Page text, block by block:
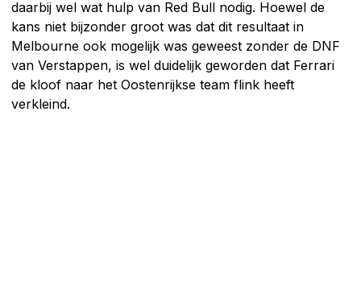
daarbij wel wat hulp van Red Bull nodig. Hoewel de
kans niet bijzonder groot was dat dit resultaat in
Melbourne ook mogelijk was geweest zonder de DNF
van Verstappen, is wel duidelijk geworden dat Ferrari
de kloof naar het Oostenrijkse team flink heeft
verkleind.